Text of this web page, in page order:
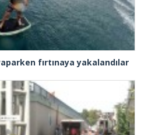
fırtınaya yakalandılar